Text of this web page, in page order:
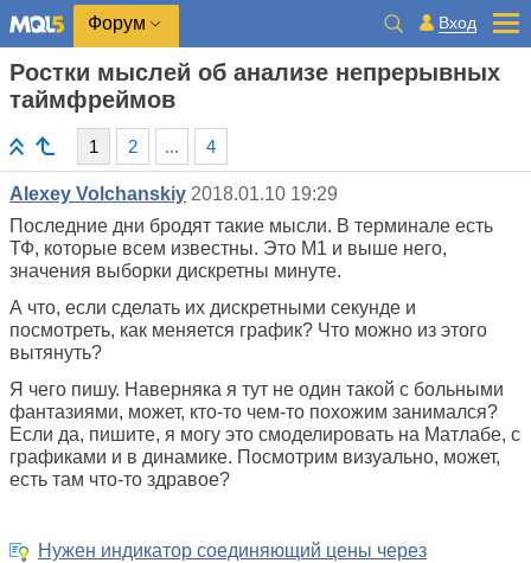
Форум Вход
Ростки мыслей об анализе непрерывных
таймфреймов
1 2 ... 4
Alexey Volchanskiy 2018.01.10 19:29
Последние дни бродят такие мысли. В терминале есть
ТФ, которые всем известны. Это М1 и выше него,
значения выборки дискретны минуте.
А что, если сделать их дискретными секунде и
посмотреть, как меняется график? Что можно из этого
вытянуть?
Я чего пишу. Наверняка я тут не один такой с больными
фантазиями, может, кто-то чем-то похожим занимался?
Если да, пишите, я могу это смоделировать на Матлабе, с
графиками и в динамике. Посмотрим визуально, может,
есть там что-то здравое?
Нужен индикатор соединяющий цены через